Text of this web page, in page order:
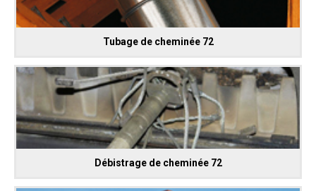
Tubage de cheminée 72
Débistrage de cheminée 72